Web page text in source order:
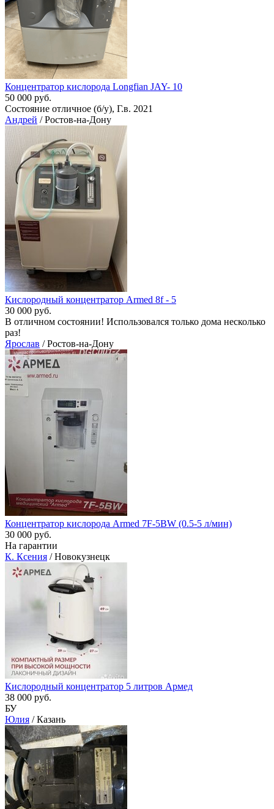
Концентратор кислорода Longfian JAY- 10
50 000 руб.
Состояние отличное (б/у), Г.в. 2021
Андрей / Ростов-на-Дону
Кислородный концентратор Armed 8f - 5
30 000 руб.
В отличном состоянии! Использовался только дома несколько
раз!
Ярослав / Ростов-на-Дону
Концентратор кислорода Armed 7F-5BW (0.5-5 л/мин)
30 000 руб.
На гарантии
К. Ксения / Новокузнецк
Кислородный концентратор 5 литров Армед
38 000 руб.
БУ
Юлия / Казань